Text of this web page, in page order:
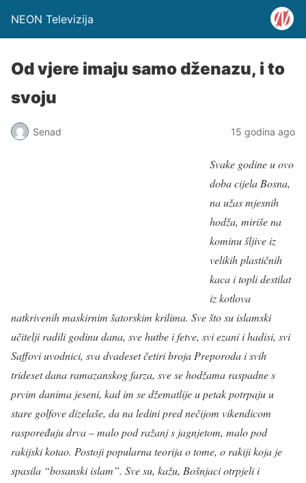
NEON Televizija
Od vjere imaju samo dženazu, i to
svoju
Senad 15 godina ago
Svake godine u ovo
doba cijela Bosna,
na užas mjesnih
hodža, miriše na
kominu šljive iz
velikih plastičnih
kaca i topli destilat
iz kotlova
natkrivenih maskirnim šatorskim krilima. Sve što su islamski
učitelji radili godinu dana, sve hutbe i fetve, svi ezani i hadisi, svi
Saffovi uvodnici, sva dvadeset četiri broja Preporoda i svih
trideset dana ramazanskog farza, sve se hodžama raspadne s
prvim danima jeseni, kad im se džematlije u petak potrpaju u
stare golfove dizelaše, da na ledini pred nečijom vikendicom
raspoređuju drva – malo pod ražanj s jagnjetom, malo pod
rakijski kotao. Postoji popularna teorija o tome, o rakiji koja je
spasila “bosanski islam”. Sve su, kažu, Bošnjaci otrpjeli i